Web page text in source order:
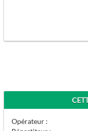
Opérateur :